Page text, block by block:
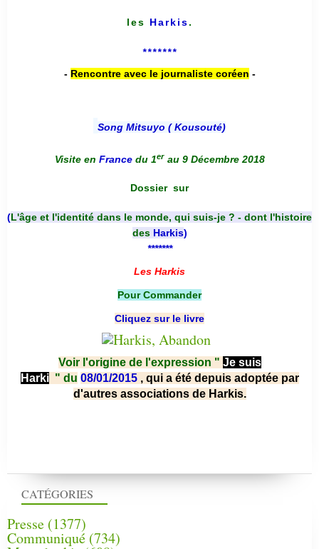
CATÉGORIES
Presse (1377)
Communiqué (734)
les Harkis.
*******
- Rencontre avec le journaliste coréen -
Song Mitsuyo ( Kousouté)
Visite en France du 1er au 9 Décembre 2018
Dossier sur
(L'âge et l'identité dans le monde, qui suis-je ? - dont l'histoire
des Harkis)
*******
Les Harkis
Pour Commander
Cliquez sur le livre
Voir l'origine de l'expression " Je suis
Harki " du 08/01/2015 , qui a été depuis adoptée par
d'autres associations de Harkis.